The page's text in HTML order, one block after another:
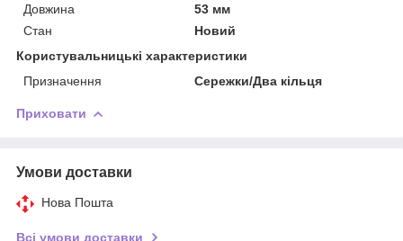
Довжина
53 мм
Стан
Новий
Користувальницькі характеристики
Призначення
Сережки/Два кільця
Приховати
Умови доставки
Нова Пошта
Всі умови доставки